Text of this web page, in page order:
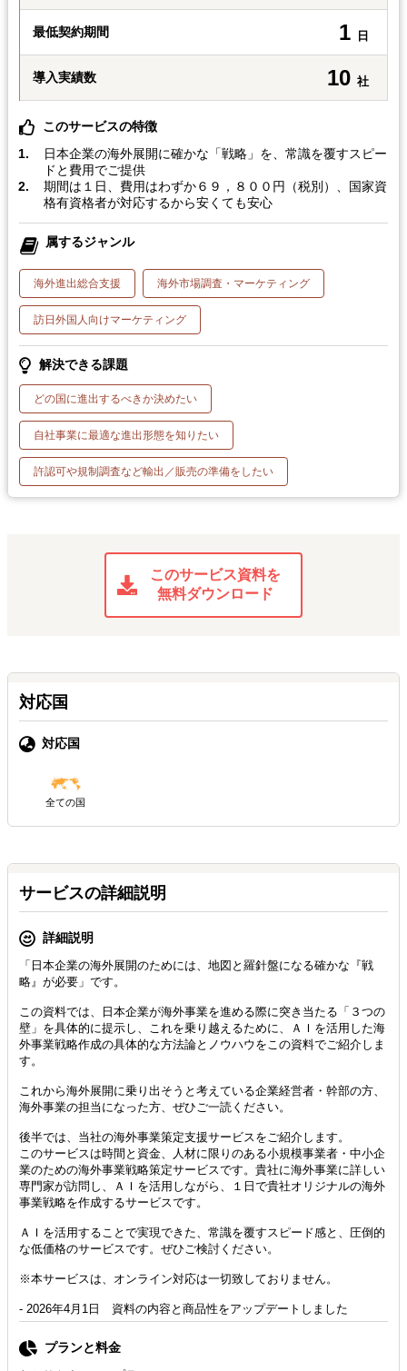
最低契約期間 1 日
導入実績数 10 社
このサービスの特徴
日本企業の海外展開に確かな「戦略」を、常識を覆すスピー
ドと費用でご提供
期間は１日、費用はわずか６９，８００円（税別）、国家資
格有資格者が対応するから安くても安心
属するジャンル
海外進出総合支援 海外市場調査・マーケティング
訪日外国人向けマーケティング
解決できる課題
どの国に進出するべきか決めたい
自社事業に最適な進出形態を知りたい
許認可や規制調査など輸出／販売の準備をしたい
このサービス資料を
無料ダウンロード
対応国
対応国
全ての国
サービスの詳細説明
詳細説明
「日本企業の海外展開のためには、地図と羅針盤になる確かな『戦
略』が必要」です。
この資料では、日本企業が海外事業を進める際に突き当たる「３つの
壁」を具体的に提示し、これを乗り越えるために、ＡＩを活用した海
外事業戦略作成の具体的な方法論とノウハウをこの資料でご紹介しま
す。
これから海外展開に乗り出そうと考えている企業経営者・幹部の方、
海外事業の担当になった方、ぜひご一読ください。
後半では、当社の海外事業策定支援サービスをご紹介します。
このサービスは時間と資金、人材に限りのある小規模事業者・中小企
業のための海外事業戦略策定サービスです。貴社に海外事業に詳しい
専門家が訪問し、ＡＩを活用しながら、１日で貴社オリジナルの海外
事業戦略を作成するサービスです。
ＡＩを活用することで実現できた、常識を覆すスピード感と、圧倒的
な低価格のサービスです。ぜひご検討ください。
※本サービスは、オンライン対応は一切致しておりません。
- 2026年4月1日 資料の内容と商品性をアップデートしました
プランと料金